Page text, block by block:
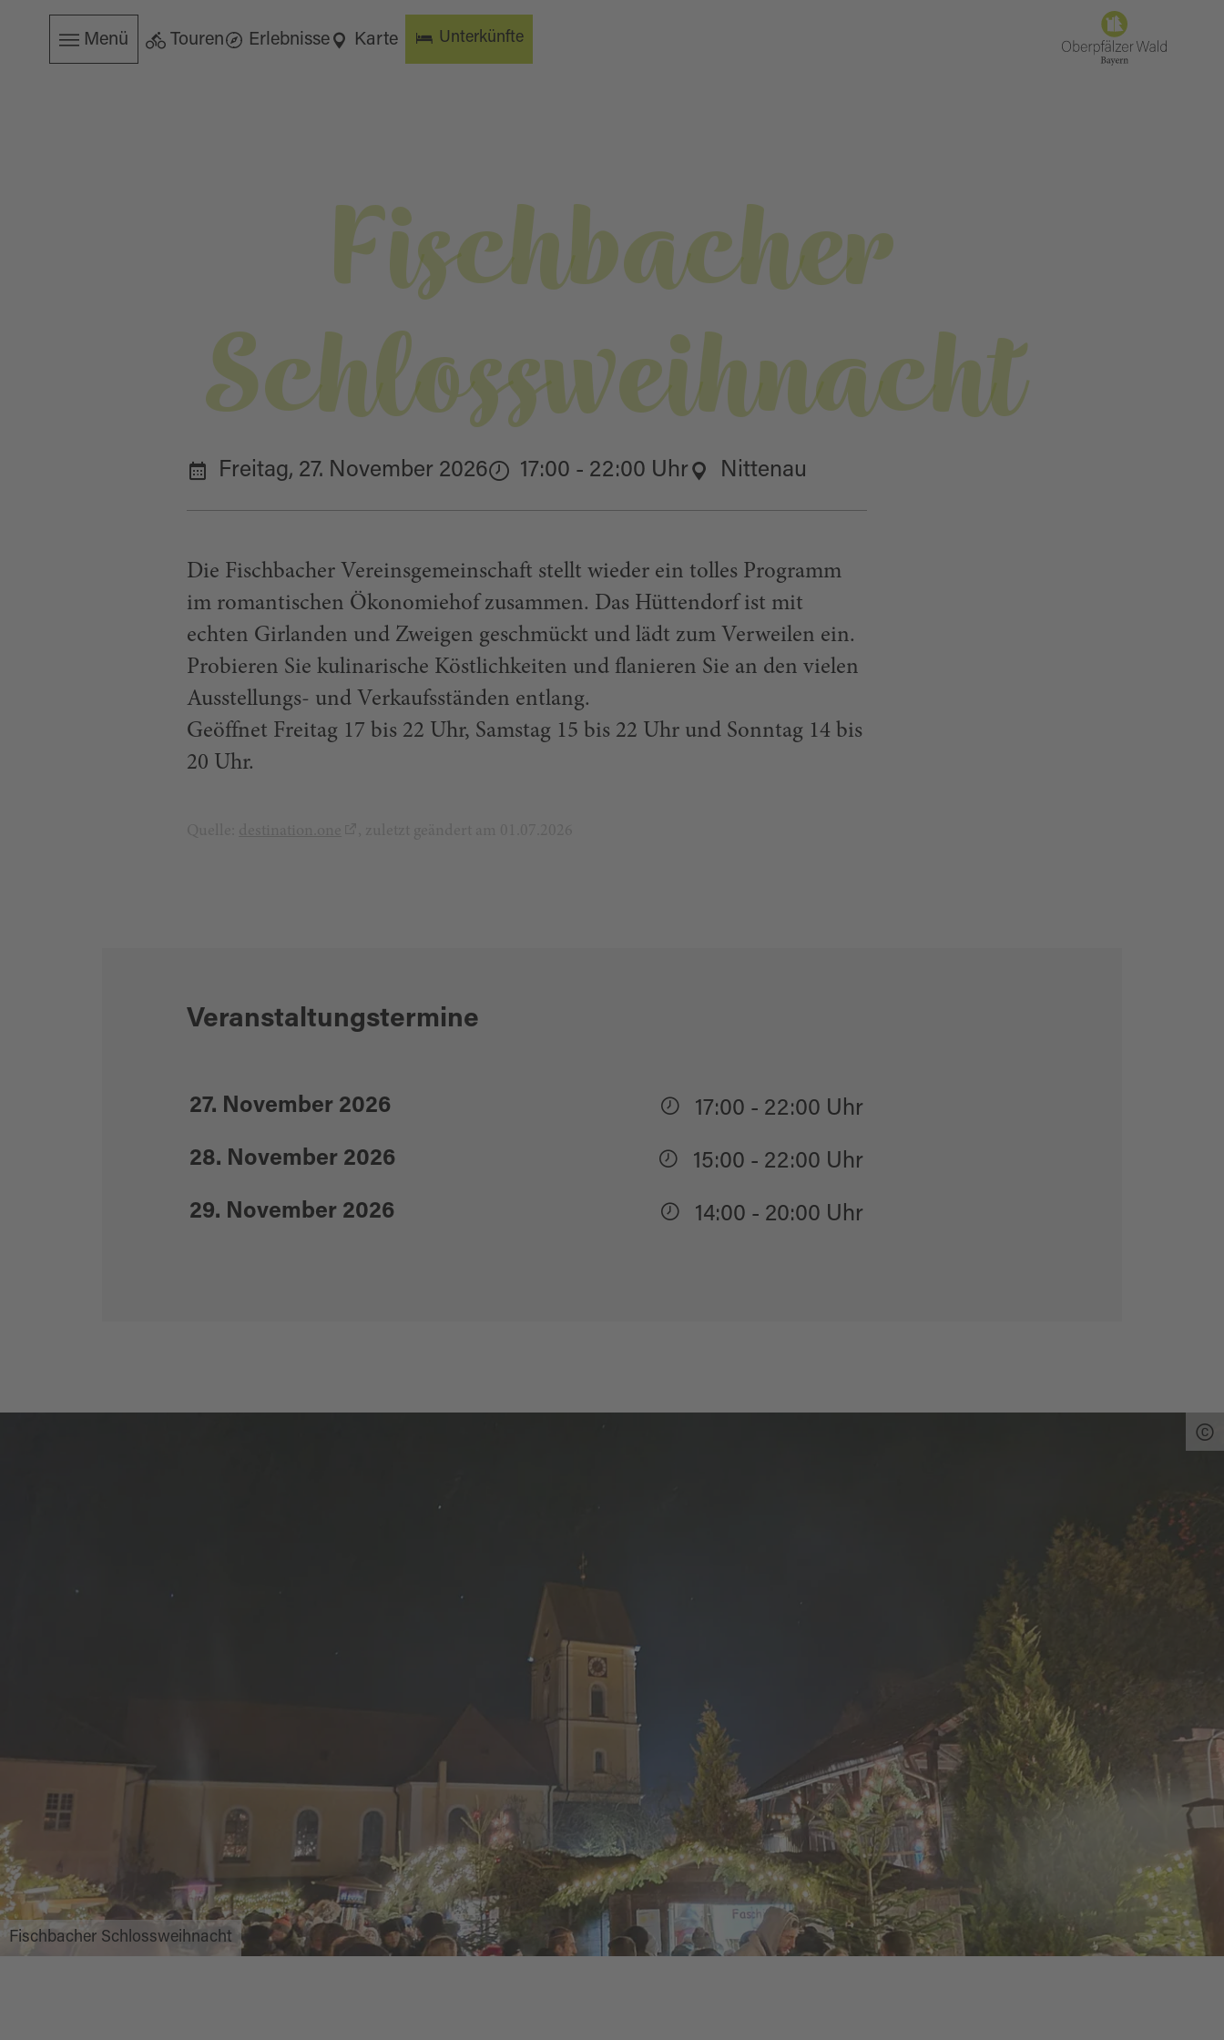
Menü Touren Erlebnisse Karte Unterkünfte
Fischbacher
Schlossweihnacht
Freitag, 27. November 2026 17:00 - 22:00 Uhr Nittenau
Die Fischbacher Vereinsgemeinschaft stellt wieder ein tolles Programm
im romantischen Ökonomiehof zusammen. Das Hüttendorf ist mit
echten Girlanden und Zweigen geschmückt und lädt zum Verweilen ein.
Probieren Sie kulinarische Köstlichkeiten und flanieren Sie an den vielen
Ausstellungs- und Verkaufsständen entlang.
Geöffnet Freitag 17 bis 22 Uhr, Samstag 15 bis 22 Uhr und Sonntag 14 bis
20 Uhr.
Veranstaltungstermine
27. November 2026 17:00 - 22:00 Uhr
28. November 2026 15:00 - 22:00 Uhr
29. November 2026 14:00 - 20:00 Uhr
Fischbacher Schlossweihnacht